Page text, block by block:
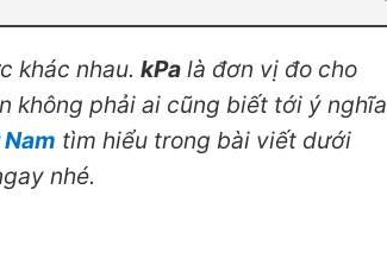
khác nhau. kPa là đơn vị đo cho
không phải ai cũng biết tới ý nghĩa
tìm hiểu trong bài viết dưới
nhé.